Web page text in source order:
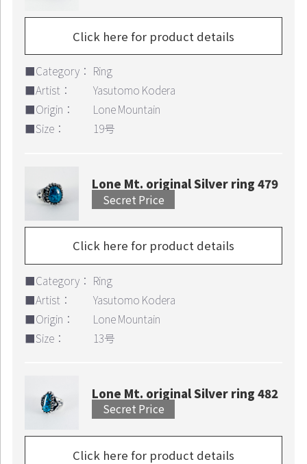
Click here for product details
■Category： Ring
■Artist：
Yasutomo Kodera
■Origin：
Lone Mountain
■Size：
19号
Lone Mt. original Silver ring 479
Secret Price
Click here for product details
■Category： Ring
■Artist：
Yasutomo Kodera
■Origin：
Lone Mountain
■Size：
13号
Lone Mt. original Silver ring 482
Secret Price
Click here for product details